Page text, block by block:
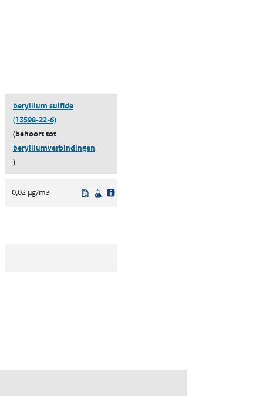
beryllium sulfide
(13598-22-6)
(behoort tot
berylliumverbindingen
)
bron
0,02 µg/m3 Uit regelgeving
Wetenschappelijke bron
bron
bron